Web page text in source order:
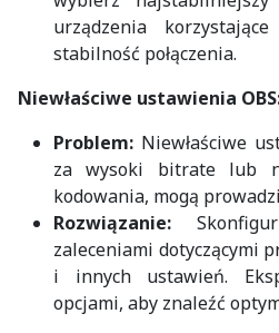
urządzenia
stabilność połączenia.
Niewłaściwe ustawienia
Problem: Niewłaściwe
za wysoki bitrate lub
kodowania, mogą
Rozwiązanie:
zaleceniami dotyczącymi
i innych ustawień.
opcjami, aby znaleźć